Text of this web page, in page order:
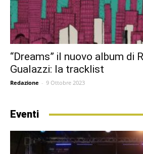
“Dreams” il nuovo album di
Gualazzi: la tracklist
Redazione - 9 Ottobre 2023
Eventi